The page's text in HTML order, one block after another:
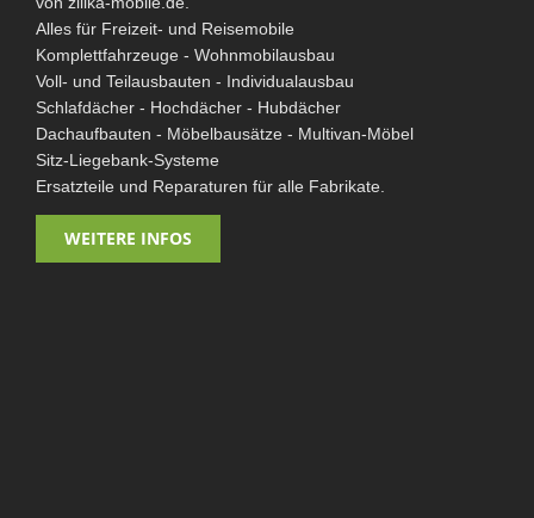
Frisch-/Abwasser/Sanitär
Kanister
Frisch- & Abwassertanks
Wasserhähne & -brausen
Wasserpumpen
Schläuche & Zubehör
WC und Sanitär
Alles für Freizeit- und Reisemobile
Komplettfahrzeuge - Wohnmobilausbau
Voll- und Teilausbauten - Individualausbau
Schlafdächer - Hochdächer - Hubdächer
Dachaufbauten - Möbelbausätze - Multivan-Möbel
Sitz-Liegebank-Systeme
Ersatzteile und Reparaturen für alle Fabrikate.
WEITERE INFOS